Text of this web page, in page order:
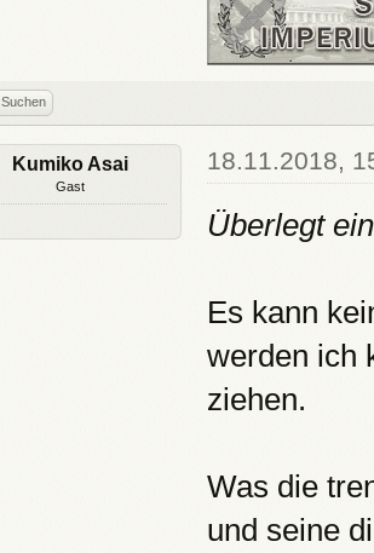
Suchen
Kumiko Asai
Gast
18.11.2018,
Überlegt
Es kann
werden ich
ziehen.
Was die
und seine